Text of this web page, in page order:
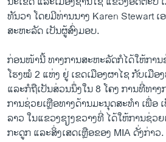
ທັນວາ ໂດຍມີທ່ານນາງ Karen Stewart
ສະຫະລັດ ເປັນຜູ້ສົ່ງມອບ.
ກ່ອນໜ້ານີ້ ທາງການສະຫະລັດກໍໄດ້ໃຫ້ການ
ໂຮງໝໍ 2 ແຫ່ງ ຢູ່ ເຂດເມືອງຜາໄຊ ກັບເມືອ
ແລະກໍຖືເປັນສ່ວນນຶ່ງໃນ 8 ໂຄງ ການທີ່ທາ
ການຊ່ວຍເຫຼືອທາງດ້ານມະນຸດສະທໍາ ເພື່ອ
ລາວ ໃນແຂວງຊຽງຂວາງທີ່ ໄດ້ໃຫ້ການຊ່ວ
ກະດູກ ແລະສິ່ງເສດເຫຼືອຂອງ MIA ດັ່ງກ່າວ.